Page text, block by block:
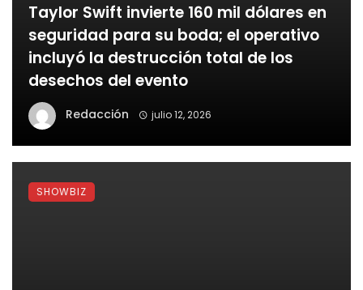
Taylor Swift invierte 160 mil dólares en
seguridad para su boda; el operativo
incluyó la destrucción total de los
desechos del evento
Redacción julio 12, 2026
SHOWBIZ